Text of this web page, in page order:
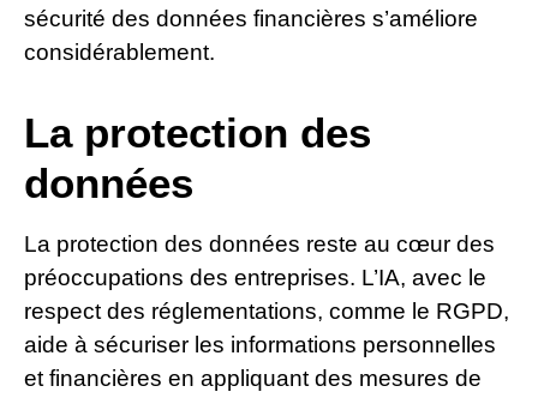
sécurité des données financières s’améliore
considérablement.
La protection des
données
La protection des données reste au cœur des
préoccupations des entreprises. L’IA, avec le
respect des réglementations, comme le RGPD,
aide à sécuriser les informations personnelles
et financières en appliquant des mesures de